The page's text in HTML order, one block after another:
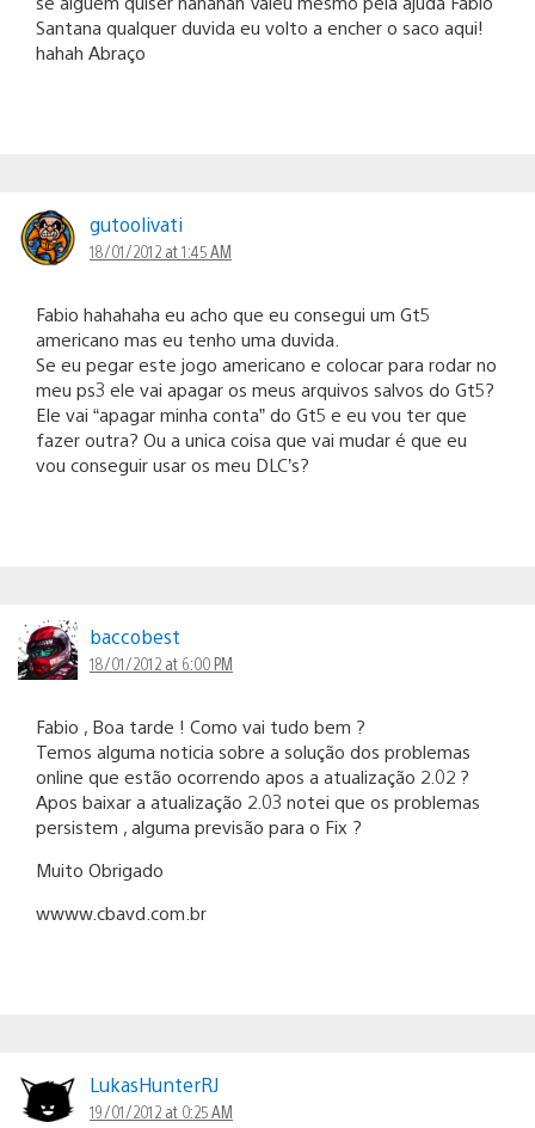
Santana qualquer duvida eu volto a encher o saco aqui!
hahah Abraço
gutoolivati
18/01/2012 at 1:45 AM
Fabio hahahaha eu acho que eu consegui um Gt5
americano mas eu tenho uma duvida.
Se eu pegar este jogo americano e colocar para rodar no
meu ps3 ele vai apagar os meus arquivos salvos do Gt5?
Ele vai “apagar minha conta” do Gt5 e eu vou ter que
fazer outra? Ou a unica coisa que vai mudar é que eu
vou conseguir usar os meu DLC’s?
baccobest
18/01/2012 at 6:00 PM
Fabio , Boa tarde ! Como vai tudo bem ?
Temos alguma noticia sobre a solução dos problemas
online que estão ocorrendo apos a atualização 2.02 ?
Apos baixar a atualização 2.03 notei que os problemas
persistem , alguma previsão para o Fix ?
Muito Obrigado
wwww.cbavd.com.br
LukasHunterRJ
19/01/2012 at 0:25 AM